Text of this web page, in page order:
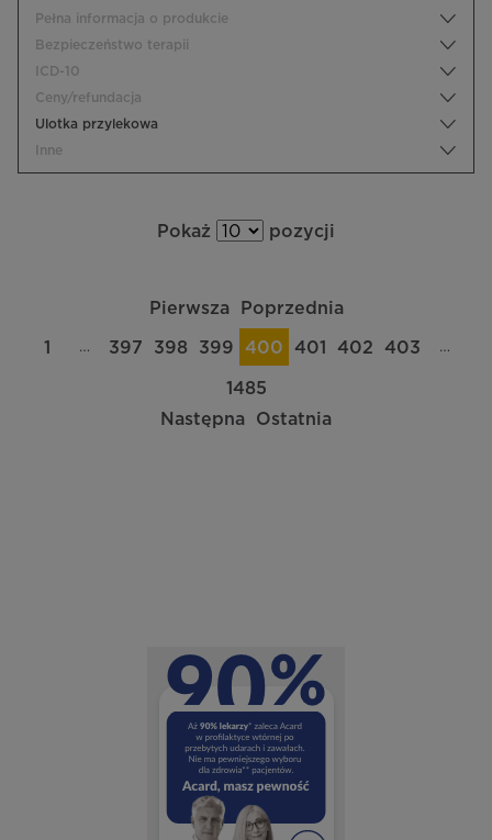
Pełna informacja o produkcie
Bezpieczeństwo terapii
ICD-10
Ceny/refundacja
Ulotka przylekowa
Inne
Pokaż pozycji
Pierwsza Poprzednia
1 … 397 398 399 400 401 402 403 …
1485
Następna
Ostatnia